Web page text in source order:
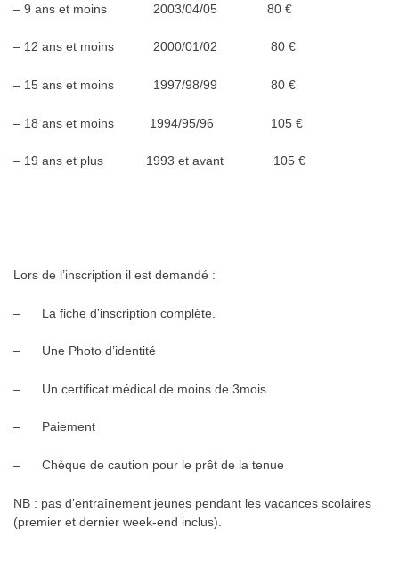
– 9 ans et moins 2003/04/05 80 €
– 12 ans et moins 2000/01/02 80 €
– 15 ans et moins 1997/98/99 80 €
– 18 ans et moins 1994/95/96 105 €
– 19 ans et plus 1993 et avant 105 €
Lors de l’inscription il est demandé :
– La fiche d’inscription complète.
– Une Photo d’identité
– Un certificat médical de moins de 3mois
– Paiement
– Chèque de caution pour le prêt de la tenue
NB : pas d’entraînement jeunes pendant les vacances scolaires
(premier et dernier week-end inclus).